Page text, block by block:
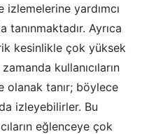
izlemelerine yardımcı
Ayrıca
kesinlikle çok yüksek
kullanıcıların
olanak tanır; böylece
izleyebilirler. Bu
eğlenceye çok